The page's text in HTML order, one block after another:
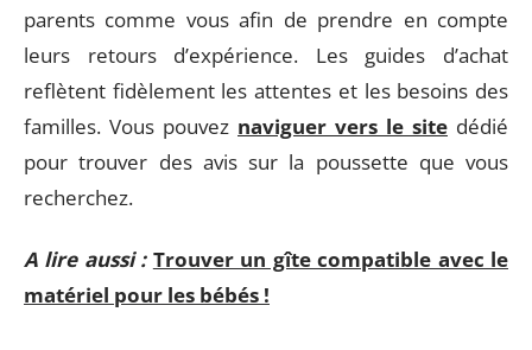
parents comme vous afin de prendre en compte
leurs retours d’expérience. Les guides d’achat
reflètent fidèlement les attentes et les besoins des
familles. Vous pouvez naviguer vers le site dédié
pour trouver des avis sur la poussette que vous
recherchez.
A lire aussi : Trouver un gîte compatible avec le
matériel pour les bébés !